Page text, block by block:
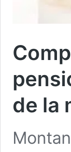
de la